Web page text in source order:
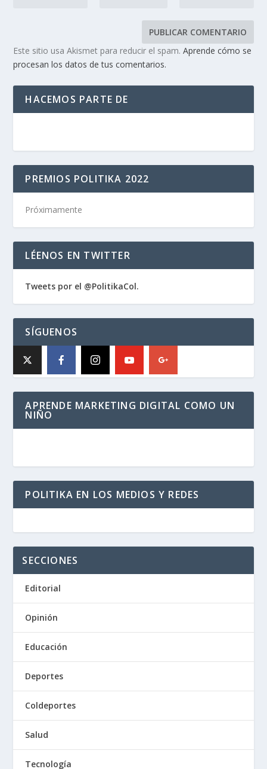
Este sitio usa Akismet para reducir el spam.Aprende cómo se
procesan los datos de tus comentarios.
HACEMOS PARTE DE
PREMIOS POLITIKA 2022
Próximamente
LÉENOS EN TWITTER
Tweets por el @PolitikaCol.
SÍGUENOS
APRENDE MARKETING DIGITAL COMO UN
NIÑO
POLITIKA EN LOS MEDIOS Y REDES
SECCIONES
Editorial
Opinión
Educación
Deportes
Coldeportes
Salud
Tecnología